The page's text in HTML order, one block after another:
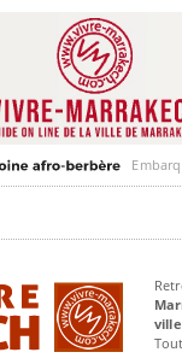
Embarquez